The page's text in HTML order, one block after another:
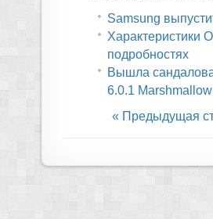
Samsung
Характеристики
подробностях
Вышла
6.0.1 Marshmallow
« Предыдущая